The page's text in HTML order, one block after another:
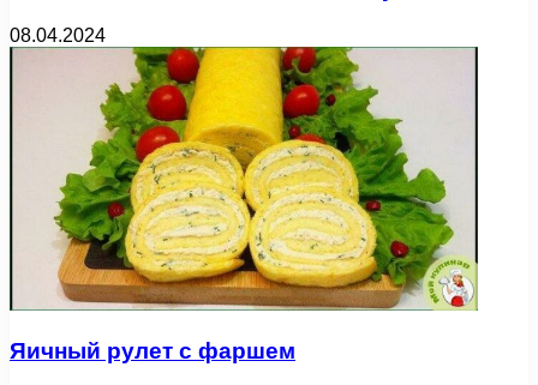
08.04.2024
Яичный рулет с фаршем